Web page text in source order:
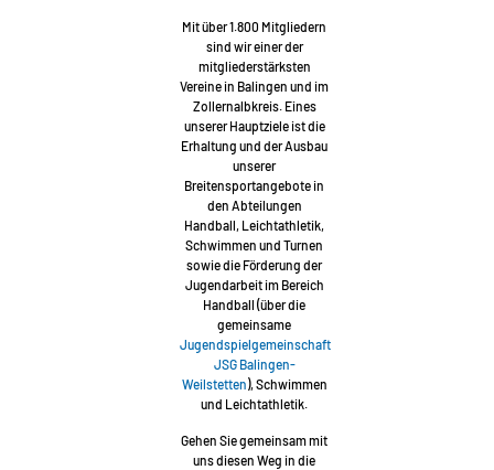
Mit über 1.800 Mitgliedern
sind wir einer der
mitgliederstärksten
Vereine in Balingen und im
Zollernalbkreis. Eines
unserer Hauptziele ist die
Erhaltung und der Ausbau
unserer
Breitensportangebote in
den Abteilungen
Handball, Leichtathletik,
Schwimmen und Turnen
sowie die Förderung der
Jugendarbeit im Bereich
Handball (über die
gemeinsame
Jugendspielgemeinschaft
JSG Balingen-
Weilstetten), Schwimmen
und Leichtathletik.
Gehen Sie gemeinsam mit
uns diesen Weg in die